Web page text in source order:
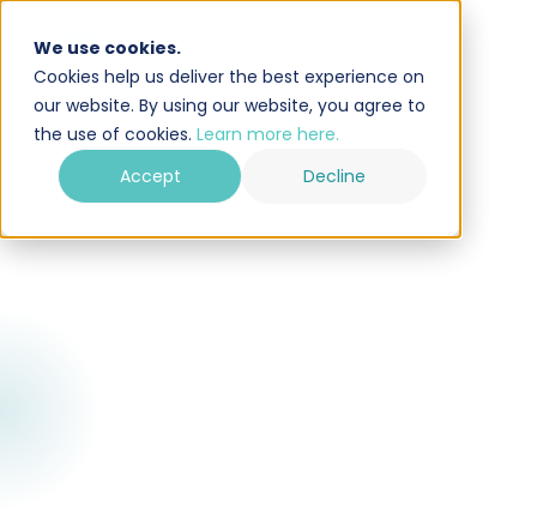
We use cookies.
Cookies help us deliver the best experience on
our website. By using our website, you agree to
the use of cookies. Learn more here.
Accept
Decline